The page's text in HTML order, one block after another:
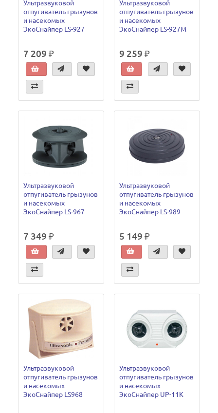
Ультразвуковой
отпугиватель грызунов
и насекомых
ЭкоСнайпер LS-927
7 209 ₽
Ультразвуковой
отпугиватель грызунов
и насекомых
ЭкоСнайпер LS-927M
9 259 ₽
Ультразвуковой
отпугиватель грызунов
и насекомых
ЭкоСнайпер LS-967
7 349 ₽
Ультразвуковой
отпугиватель грызунов
и насекомых
ЭкоСнайпер LS-989
5 149 ₽
Ультразвуковой
отпугиватель грызунов
и насекомых
ЭкоСнайпер LS968
Ультразвуковой
отпугиватель грызунов
и насекомых
ЭкоСнайпер UP-11K